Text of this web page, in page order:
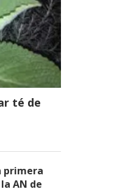
té de
primera
AN de